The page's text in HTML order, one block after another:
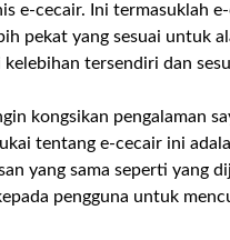
e-cecair. Ini termasuklah
pekat yang sesuai untuk
kelebihan tersendiri dan
kongsikan pengalaman
tentang e-cecair ini
yang sama seperti yang
pengguna untuk